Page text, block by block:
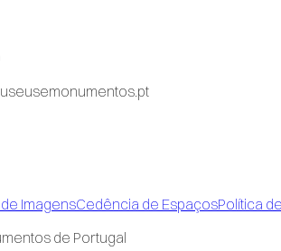
ImagensCedência de EspaçosPolítica
de Portugal